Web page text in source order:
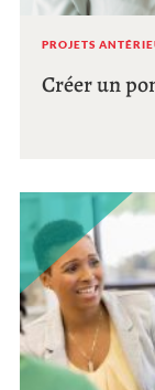
PROJETS
Créer un